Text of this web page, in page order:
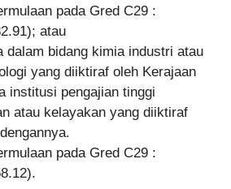
pada Gred C29 :
atau
dalam bidang kimia industri atau
yang diiktiraf oleh Kerajaan
institusi pengajian tinggi
atau kelayakan yang diiktiraf
pada Gred C29 :